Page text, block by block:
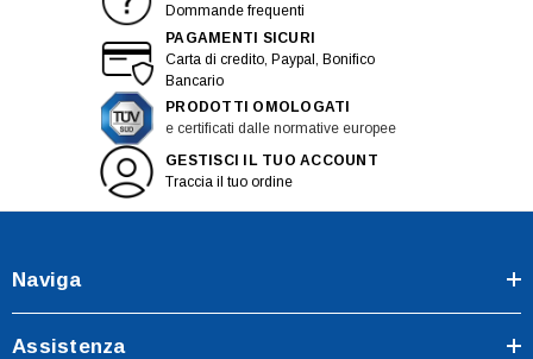
Dommande frequenti
PAGAMENTI SICURI
Carta di credito, Paypal, Bonifico
Bancario
PRODOTTI OMOLOGATI
e certificati dalle normative europee
GESTISCI IL TUO ACCOUNT
Traccia il tuo ordine
Naviga
Assistenza